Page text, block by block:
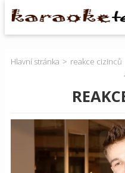
Hlavní stránka
reakce cizinců